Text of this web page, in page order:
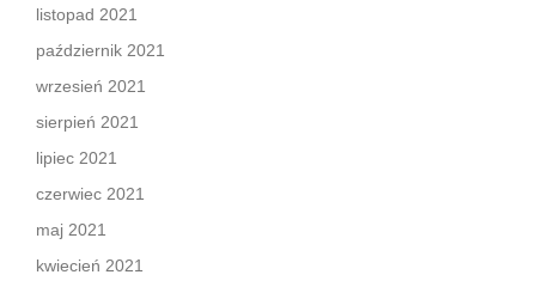
listopad 2021
październik 2021
wrzesień 2021
sierpień 2021
lipiec 2021
czerwiec 2021
maj 2021
kwiecień 2021